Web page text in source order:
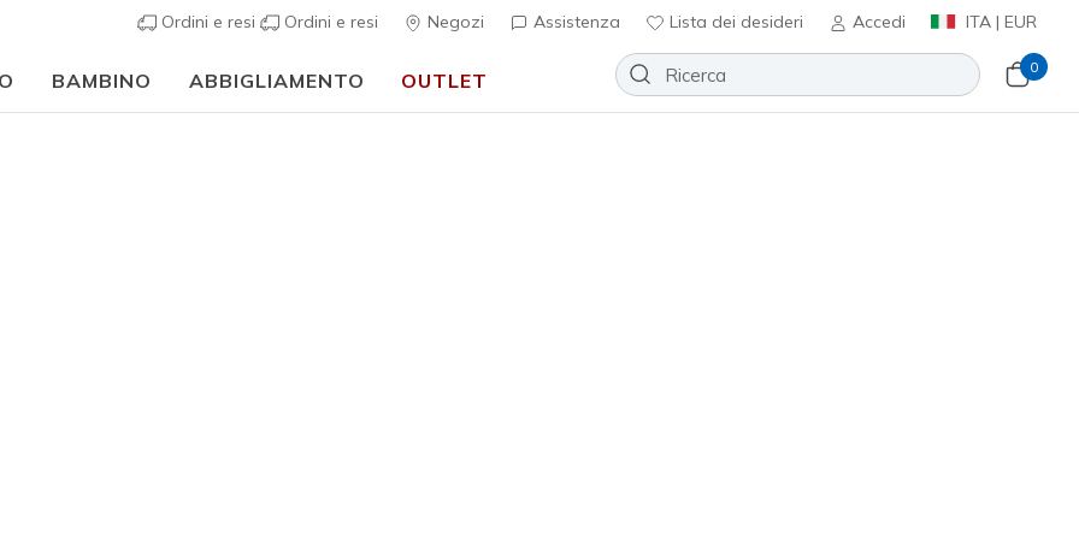
Ordini e resi Ordini e resi Negozi Assistenza Lista dei desideri Accedi ITA | EUR
BAMBINO ABBIGLIAMENTO OUTLET
0